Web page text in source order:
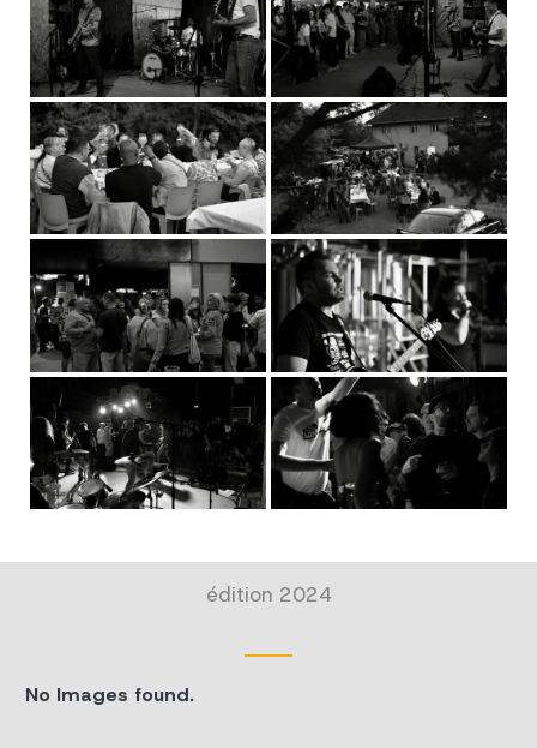
édition 2024
No Images found.